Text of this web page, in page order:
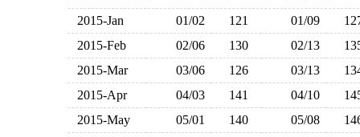
2015-Jan 01/02 121 01/09
2015-Feb
02/06 130 02/13
2015-Mar
03/06 126 03/13
2015-Apr
04/03 141 04/10
2015-May
05/01 140 05/08